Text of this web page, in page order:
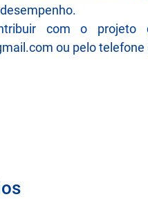
com o
ou pelo telefone